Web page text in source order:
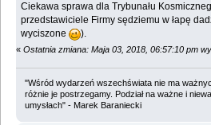
Ciekawa sprawa dla Trybunału
przedstawiciele Firmy sędziemu w łapę
wyciszone
).
« Ostatnia zmiana: Maja 03, 2018, 06:57:10 pm
"Wśród wydarzeń wszechświata nie ma
różnie je postrzegamy. Podział na ważne i
umysłach" - Marek Baraniecki